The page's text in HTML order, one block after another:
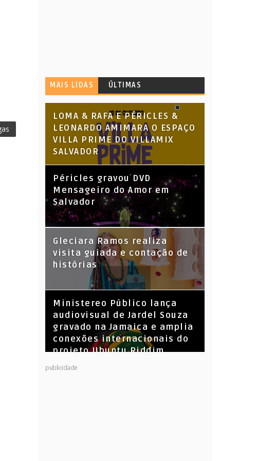
MAIS LIDAS ÚLTIMAS
LOMA & RAFA E PÉRICLES &
LEONARDO AMIMARA O ESPAÇO
VILLA PRIME DO VILLAMIX
SALVADOR
Péricles gravou DVD
Mensageiro do Amor em
Salvador
KL Jay (Racionais MC’s), DJ
Raíz e DJ Leandro Vitrola na
BIGSHAKE 14
Gleciara Ramos realiza
visita guiada e contação de
histórias
​Ministereo Público lança
audiovisual de Jardel Souza
gravado na Jamaica e amplia
conexões internacionais do
projeto Ubuntu Riddim
publicidade